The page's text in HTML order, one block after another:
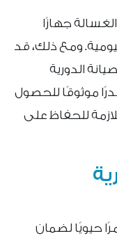
جهازًا
ومع ذلك، قد
الدورية
موثوقًا للحصول
للحفاظ على
حيويًا لضمان